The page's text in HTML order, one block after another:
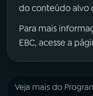
do conteúdo alvo
Para mais
EBC, acesse a
Veja mais do